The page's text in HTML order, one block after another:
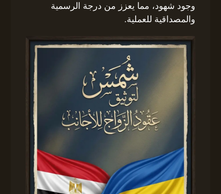
وجود شهود، مما يعزز من درجة الرسمية
والمصداقية للعملية.